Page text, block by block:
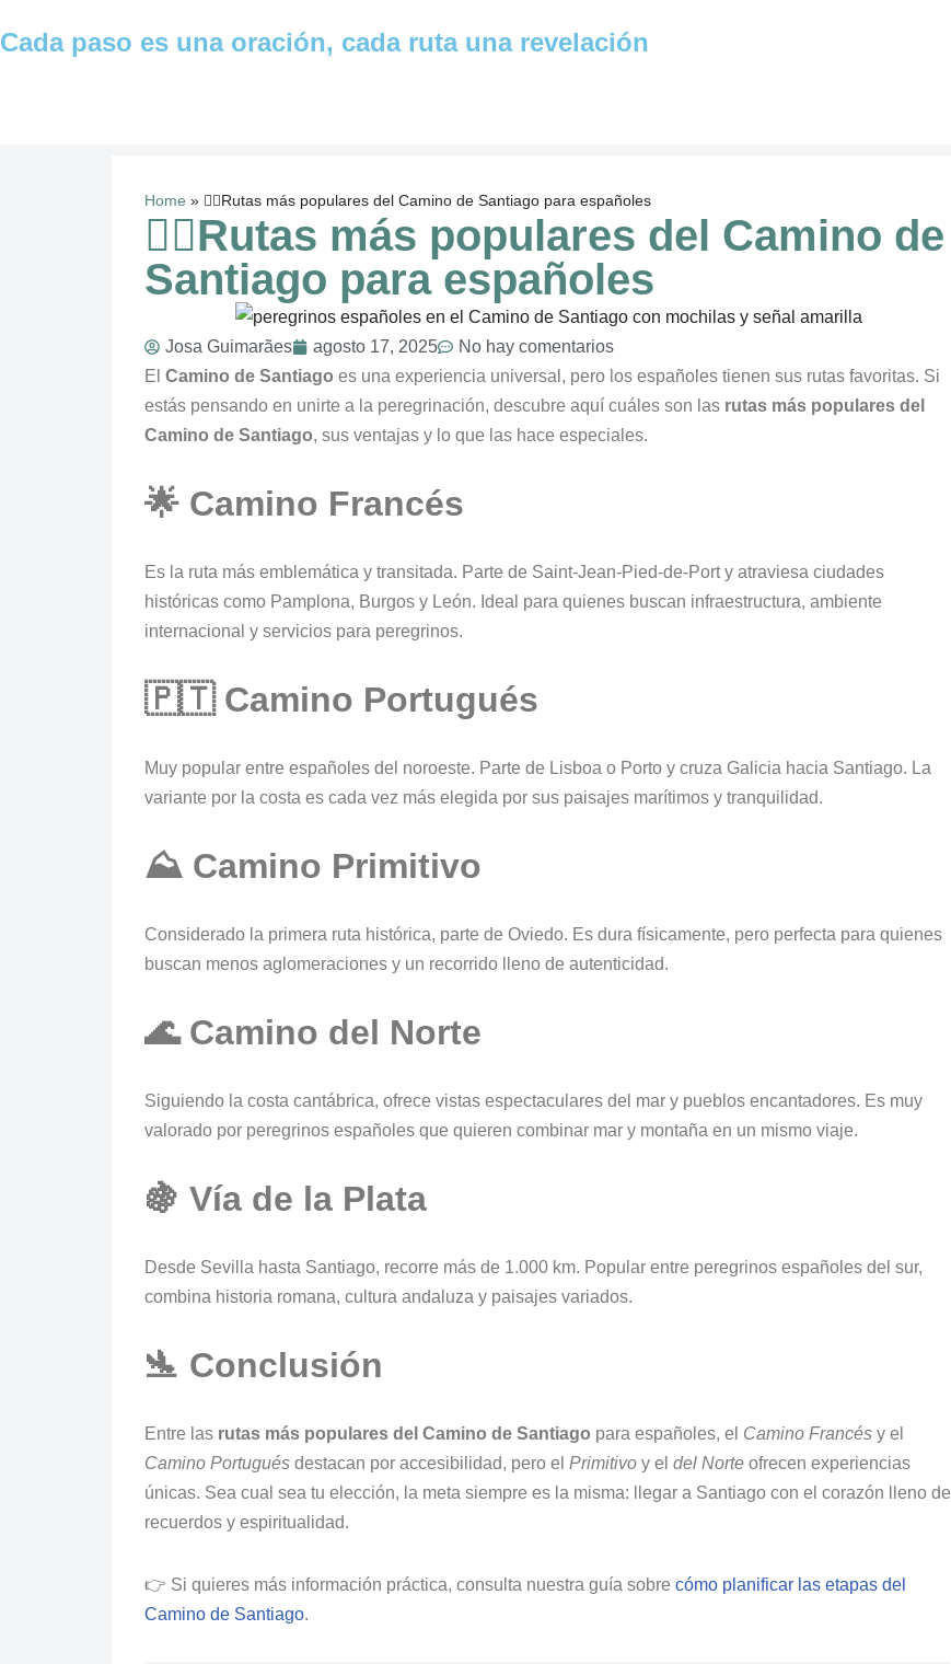
Cada paso es una oración, cada ruta una revelación
Home » 🚶‍♂️Rutas más populares del Camino de Santiago para españoles
🚶‍♂️Rutas más populares del Camino de
Santiago para españoles
Josa Guimarães agosto 17, 2025
No hay comentarios
El Camino de Santiago es una experiencia universal, pero los españoles tienen sus rutas favoritas. Si
estás pensando en unirte a la peregrinación, descubre aquí cuáles son las rutas más populares del
Camino de Santiago, sus ventajas y lo que las hace especiales.
🌟 Camino Francés
Es la ruta más emblemática y transitada. Parte de Saint-Jean-Pied-de-Port y atraviesa ciudades
históricas como Pamplona, Burgos y León. Ideal para quienes buscan infraestructura, ambiente
internacional y servicios para peregrinos.
🇵🇹 Camino Portugués
Muy popular entre españoles del noroeste. Parte de Lisboa o Porto y cruza Galicia hacia Santiago. La
variante por la costa es cada vez más elegida por sus paisajes marítimos y tranquilidad.
⛰️ Camino Primitivo
Considerado la primera ruta histórica, parte de Oviedo. Es dura físicamente, pero perfecta para quienes
buscan menos aglomeraciones y un recorrido lleno de autenticidad.
🌊 Camino del Norte
Siguiendo la costa cantábrica, ofrece vistas espectaculares del mar y pueblos encantadores. Es muy
valorado por peregrinos españoles que quieren combinar mar y montaña en un mismo viaje.
🍇 Vía de la Plata
Desde Sevilla hasta Santiago, recorre más de 1.000 km. Popular entre peregrinos españoles del sur,
combina historia romana, cultura andaluza y paisajes variados.
🛬 Conclusión
Entre las rutas más populares del Camino de Santiago para españoles, el Camino Francés y el
Camino Portugués destacan por accesibilidad, pero el Primitivo y el del Norte ofrecen experiencias
únicas. Sea cual sea tu elección, la meta siempre es la misma: llegar a Santiago con el corazón lleno de
recuerdos y espiritualidad.
👉 Si quieres más información práctica, consulta nuestra guía sobre cómo planificar las etapas del
Camino de Santiago.